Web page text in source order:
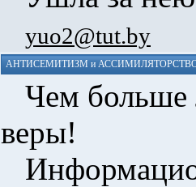
yuo2@tut.by
АНТИСЕМИТИЗМ и
Чем больше
веры!